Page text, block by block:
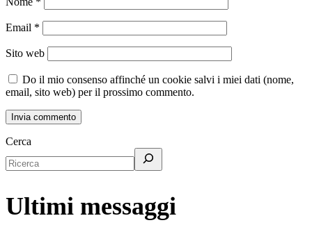
Email *
Sito web
Do il mio consenso affinché un cookie salvi i miei dati (nome,
email, sito web) per il prossimo commento.
Cerca
Ultimi messaggi